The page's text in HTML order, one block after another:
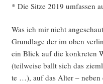
* Die Sit­ze 2019 umfas­sen
Was ich mir nicht
Grund­la­ge der im oben
ein Blick auf die kon­kre­ten
(teil­wei­se ballt sich das
te …), auf das Alter –